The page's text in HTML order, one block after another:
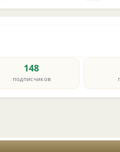
148
подписчиков